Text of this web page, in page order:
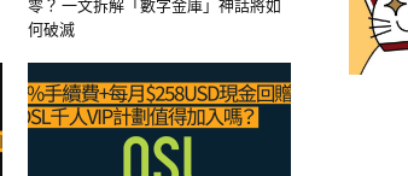
零？ 一文拆解「數字金庫」神話將如
何破滅